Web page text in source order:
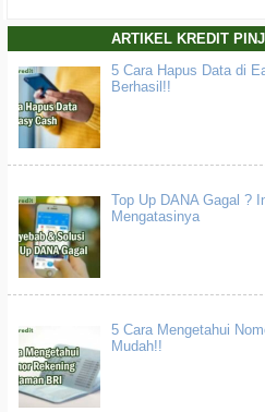
ARTIKEL KREDIT
5 Cara Hapus Data di
Berhasil!!
Top Up DANA Gagal ?
Mengatasinya
5 Cara Mengetahui
Mudah!!